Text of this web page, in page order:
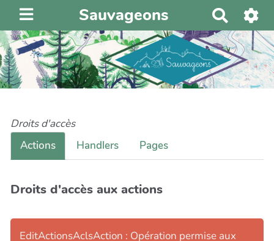
Sauvageons
e
c
h
e
r
Droits d'accès
Actions
Handlers Pages
Droits d'accès aux actions
EditActionsAclsAction : Opération permise aux